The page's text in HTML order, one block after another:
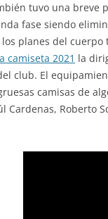
tuvo una breve
fase siendo
planes del
camiseta 2021 la
club. El
camisas de
Cardenas, Roberto